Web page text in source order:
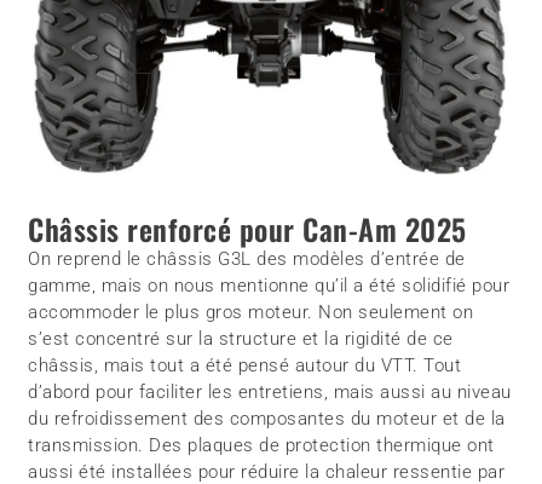
Châssis renforcé pour Can-Am 2025
On reprend le châssis G3L des modèles d’entrée de
gamme, mais on nous mentionne qu’il a été solidifié pour
accommoder le plus gros moteur. Non seulement on
s’est concentré sur la structure et la rigidité de ce
châssis, mais tout a été pensé autour du VTT. Tout
d’abord pour faciliter les entretiens, mais aussi au niveau
du refroidissement des composantes du moteur et de la
transmission. Des plaques de protection thermique ont
aussi été installées pour réduire la chaleur ressentie par